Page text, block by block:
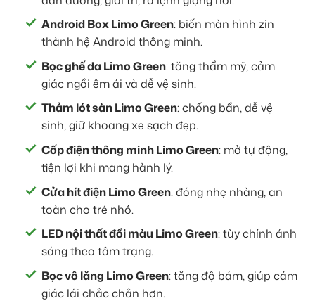
Android Box Limo Green: biến màn hình zin
thành hệ Android thông minh.
Bọc ghế da Limo Green: tăng thẩm mỹ, cảm
giác ngồi êm ái và dễ vệ sinh.
Thảm lót sàn Limo Green: chống bẩn, dễ vệ
sinh, giữ khoang xe sạch đẹp.
Cốp điện thông minh Limo Green: mở tự động,
tiện lợi khi mang hành lý.
Cửa hít điện Limo Green: đóng nhẹ nhàng, an
toàn cho trẻ nhỏ.
LED nội thất đổi màu Limo Green: tùy chỉnh ánh
sáng theo tâm trạng.
Bọc vô lăng Limo Green: tăng độ bám, giúp cảm
giác lái chắc chắn hơn.